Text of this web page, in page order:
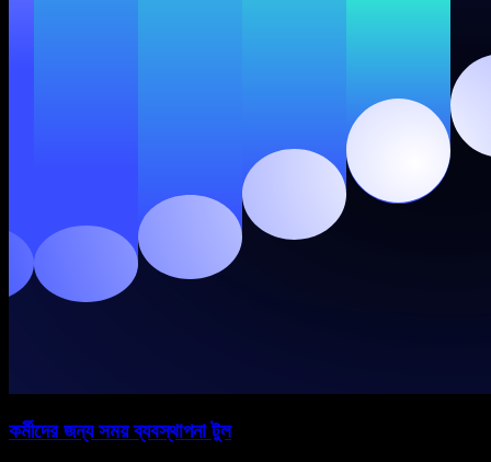
কর্মীদের জন্য সময় ব্যবস্থাপনা টুল